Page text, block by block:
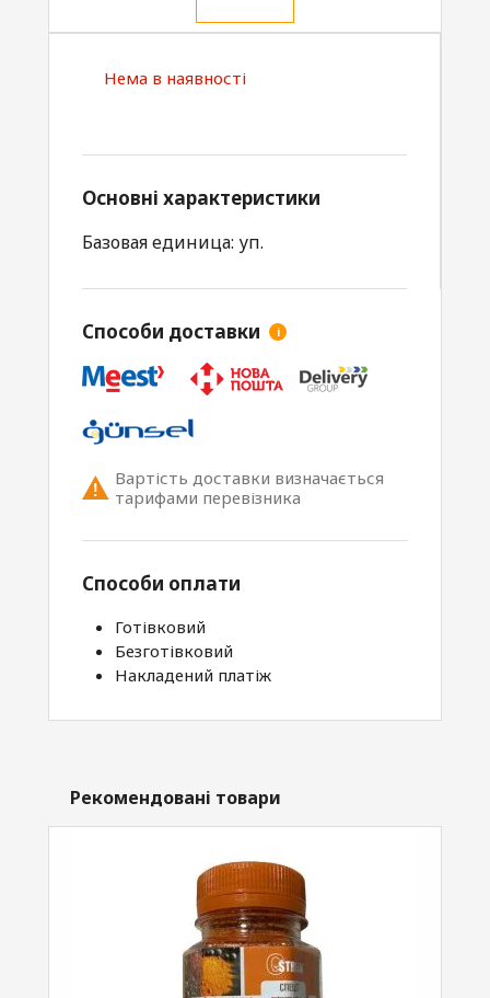
Нема в наявності
Основні характеристики
Базовая единица: уп.
Способи доставки i
Вартість доставки визначається
тарифами перевізника
Способи оплати
Готівковий
Безготівковий
Накладений платіж
Рекомендовані товари